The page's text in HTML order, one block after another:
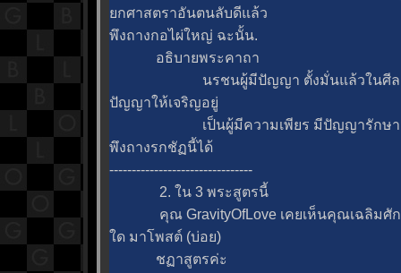
กศาสตราอันตนลับดีแล้ว
พึงถางกอไผ่ใหญ่ ฉะนั้น.
อธิบายพระคาถา
นรชนผู้มีปัญญา ตั้งมั่นแล้วในศีล อ
ปัญญาให้เจริญอยู่
เป็นผู้มีความเพียร มีปัญญารักษาต
พึงถางรกชัฏนี้ได้
--------------------------------
2. ใน 3 พระสูตรนี้
คุณ GravityOfLove เคยเห็นคุณเฉลิมศัก
ด มาโพสต์ (บ่อย)
ชฏาสูตรค่ะ